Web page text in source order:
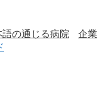
語の通じる病院
企業